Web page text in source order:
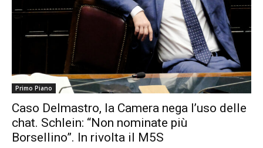
Primo Piano
Caso Delmastro, la Camera nega l’uso delle
chat. Schlein: “Non nominate più
Borsellino”. In rivolta il M5S